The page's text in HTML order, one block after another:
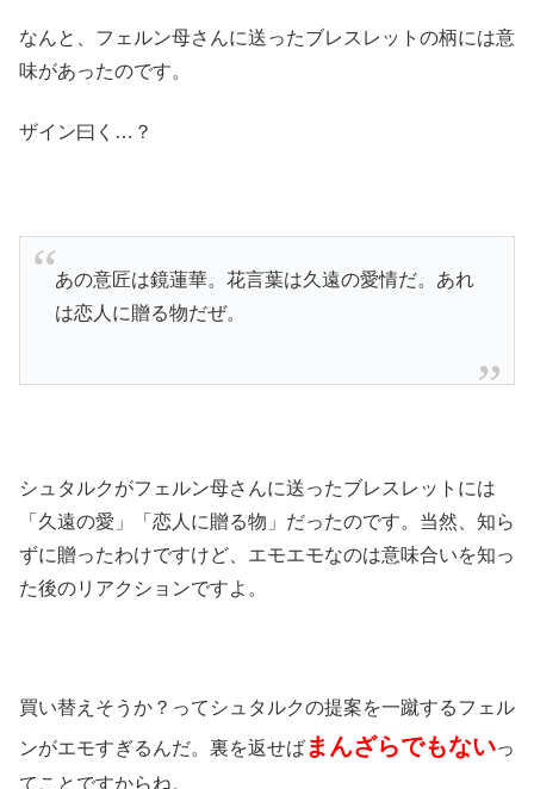
なんと、フェルン母さんに送ったブレスレットの柄には意
味があったのです。
ザイン曰く…？
あの意匠は鏡蓮華。花言葉は久遠の愛情だ。あれ
は恋人に贈る物だぜ。
シュタルクがフェルン母さんに送ったブレスレットには
「久遠の愛」「恋人に贈る物」だったのです。当然、知ら
ずに贈ったわけですけど、エモエモなのは意味合いを知っ
た後のリアクションですよ。
買い替えそうか？ってシュタルクの提案を一蹴するフェル
ンがエモすぎるんだ。裏を返せば まんざらでもないっ
てことですからね。